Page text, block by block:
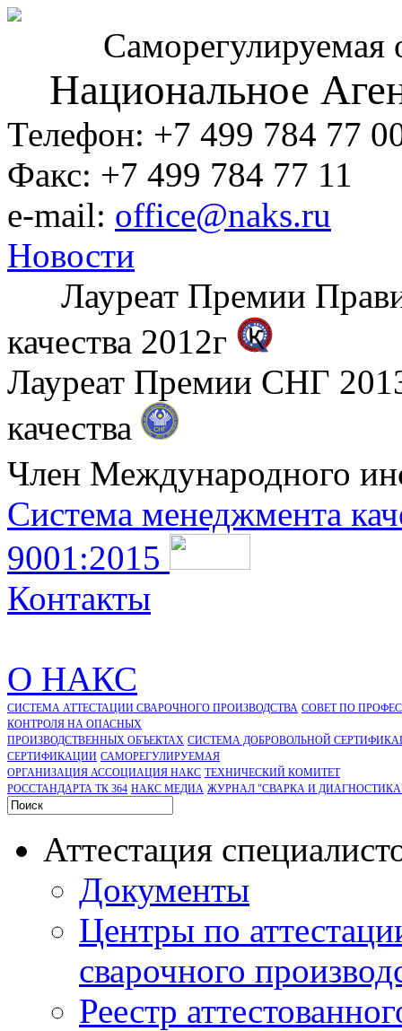
Саморегулируемая
Национальное
Телефон: +7 499 784 77
Факс: +7 499 784 77 11
e-mail: office@naks.ru
Новости
Лауреат Премии
качества 2012г
Лауреат Премии СНГ
качества
Член Международного
Система менеджмента
9001:2015
Контакты
О НАКС
СИСТЕМА АТТЕСТАЦИИ СВАРОЧНОГО ПРОИЗВОДСТВА СОВЕТ ПО
КОНТРОЛЯ НА ОПАСНЫХ
ПРОИЗВОДСТВЕННЫХ ОБЪЕКТАХ СИСТЕМА ДОБРОВОЛЬНОЙ
CЕРТИФИКАЦИИ САМОРЕГУЛИРУЕМАЯ
ОРГАНИЗАЦИЯ АССОЦИАЦИЯ НАКС ТЕХНИЧЕСКИЙ КОМИТЕТ
РОССТАНДАРТА ТК 364 НАКС МЕДИА ЖУРНАЛ "СВАРКА И
Аттестация
Документы
Центры по
сварочного
Реестр